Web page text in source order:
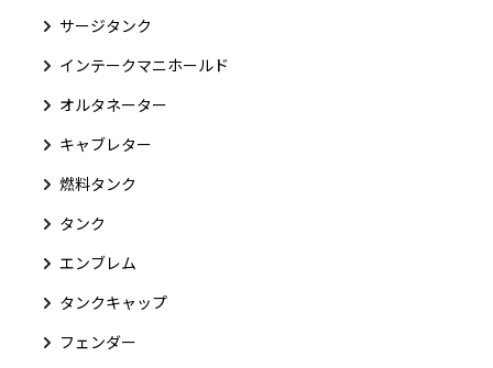
サージタンク
インテークマニホールド
オルタネーター
キャブレター
燃料タンク
タンク
エンブレム
タンクキャップ
フェンダー